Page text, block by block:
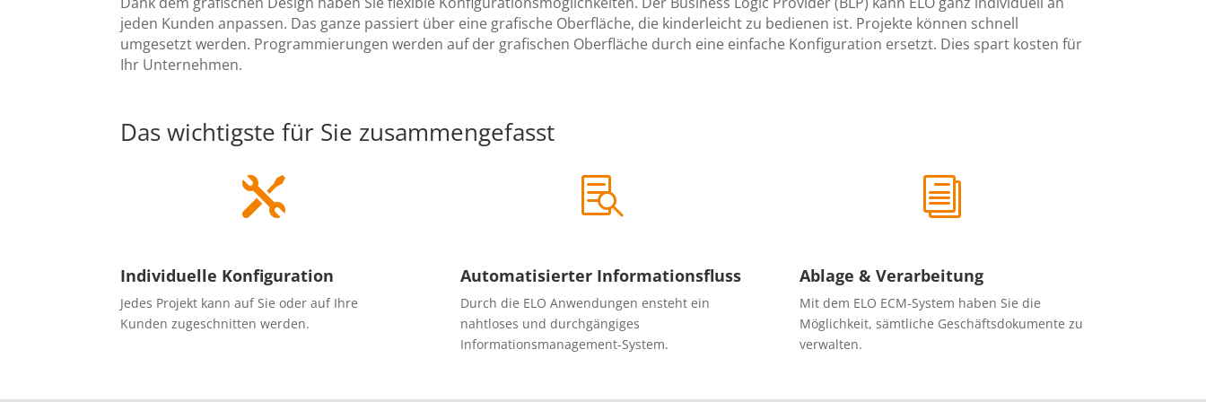
jeden Kunden anpassen. Das ganze passiert über eine grafische Oberfläche, die kinderleicht zu bedienen ist. Projekte können schnell
umgesetzt werden. Programmierungen werden auf der grafischen Oberfläche durch eine einfache Konfiguration ersetzt. Dies spart kosten für
Ihr Unternehmen.
Das wichtigste für Sie zusammengefasst

Individuelle Konfiguration
Jedes Projekt kann auf Sie oder auf Ihre
Kunden zugeschnitten werden.

Automatisierter Informationsfluss
Durch die ELO Anwendungen ensteht ein
nahtloses und durchgängiges
Informationsmanagement-System.
i
Ablage & Verarbeitung
Mit dem ELO ECM-System haben Sie die
Möglichkeit, sämtliche Geschäftsdokumente zu
verwalten.